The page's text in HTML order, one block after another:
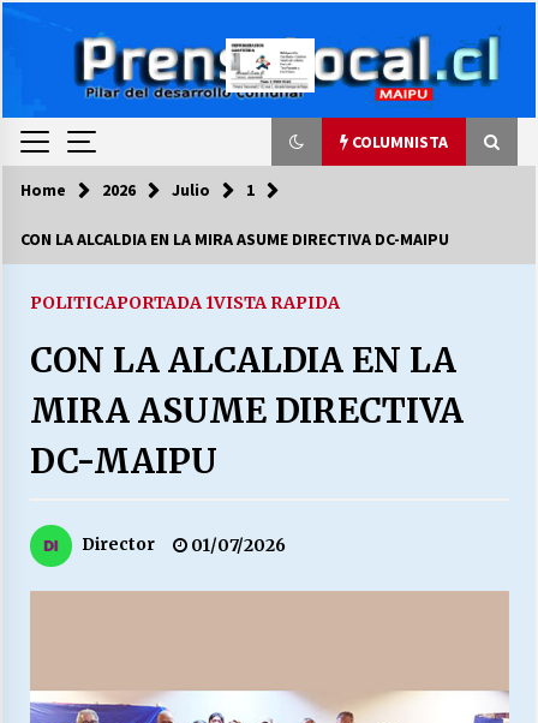
COLUMNISTA
COLUMNISTA
cuándo van a bajar?
HISTORIA
27/07/2026
Escuela hospitalaria El Carmen de Maipu.
Home 2026 Julio 1
CON LA ALCALDIA EN LA MIRA ASUME DIRECTIVA DC-MAIPU
POLITICAPORTADA 1VISTA RAPIDA
CON LA ALCALDIA EN LA
MIRA ASUME DIRECTIVA
DC-MAIPU
Director 01/07/2026